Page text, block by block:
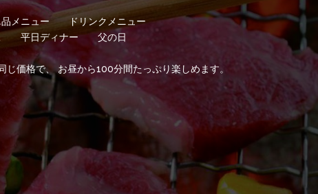
メニュー
ドリンクメニュー
平日ディナー
父の日
価格で、 お昼から100分間たっぷり楽しめます。